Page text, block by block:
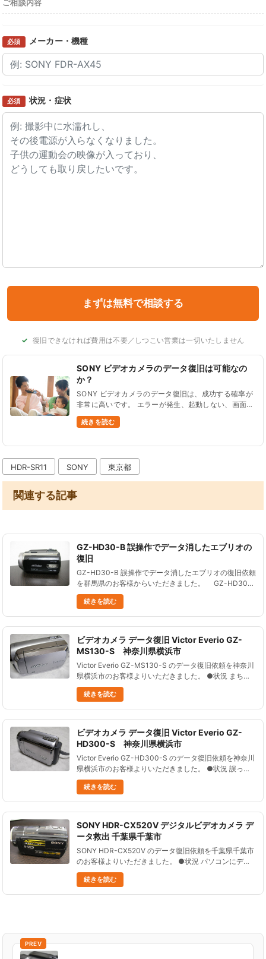
ご相談内容
必須 メーカー・機種
必須 状況・症状
復旧できなければ費用は不要／しつこい営業は一切いたしません
SONY ビデオカメラのデータ復旧は可能なの
か？
SONY ビデオカメラのデータ復旧は、成功する確率が
非常に高いです。 エラーが発生、起動しない、画面が
壊れた、データ削除したなど、ほとんどの状況からデ
ータを復旧できます。 データ復旧に対応している型
続きを読む
HDR-SR11 SONY 東京都
関連する記事
GZ-HD30-B 誤操作でデータ消したエブリオの
復旧
GZ-HD30-B 誤操作でデータ消したエブリオの復旧依頼
を群馬県のお客様からいただきました。 GZ-HD30-B
エブリオを使って撮影していたが、 操作ミスでデータ
を消してしまった。 上書き......
続きを読む
ビデオカメラ データ復旧 Victor Everio GZ-
MS130-S 神奈川県横浜市
Victor Everio GZ-MS130-S のデータ復旧依頼を神奈川
県横浜市のお客様よりいただきました。 ●状況 まちが
えてフォーマットをしてしまい、 データ消失してしま
った！ ●データ復元処理の結果 必要なデータ......
続きを読む
ビデオカメラ データ復旧 Victor Everio GZ-
HD300-S 神奈川県横浜市
Victor Everio GZ-HD300-S のデータ復旧依頼を神奈川
県横浜市のお客様よりいただきました。 ●状況 誤って
ビデオカメラをフォーマットした。 家族の動画等、大
切なものがたくさん入っていたので、 データを......
続きを読む
SONY HDR-CX520V デジタルビデオカメラ デ
ータ救出 千葉県千葉市
SONY HDR-CX520V のデータ復旧依頼を千葉県千葉市
のお客様よりいただきました。 ●状況 パソコンにデー
タを移動する際に 誤動作で全てデータが消えてしまっ
た。 他の会社に依頼したところデータ復旧できなかっ
た。 ......
続きを読む
PREV